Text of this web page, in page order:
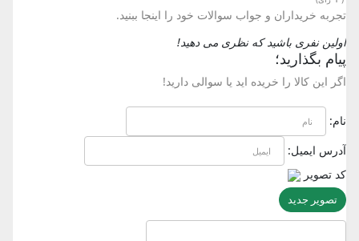
تجربه خریداران و جواب سوالات خود را اینجا ببنید.
اولین نفری باشید که نظری می دهید!
پیام بگذارید؛
اگر این کالا را خریده اید یا سوالی دارید!
نام:
آدرس ایمیل:
کد تصویر
تصویر جدید